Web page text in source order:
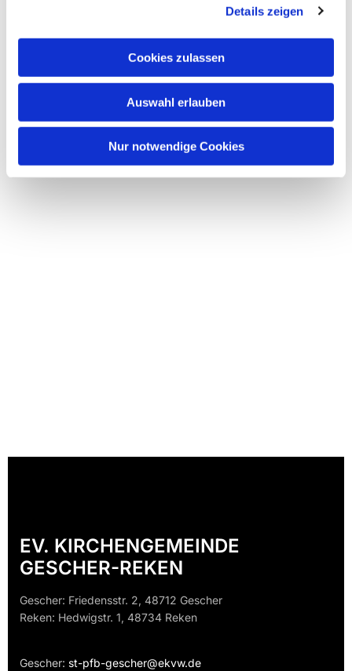
Details zeigen
Cookies zulassen
Auswahl erlauben
Nur notwendige Cookies
Dies könnte Sie auch
EV. KIRCHENGEMEINDE
GESCHER-REKEN
Gescher: Friedensstr. 2, 48712 Gescher
Reken: Hedwigstr. 1, 48734 Reken
Gescher: st-pfb-gescher@ekvw.de